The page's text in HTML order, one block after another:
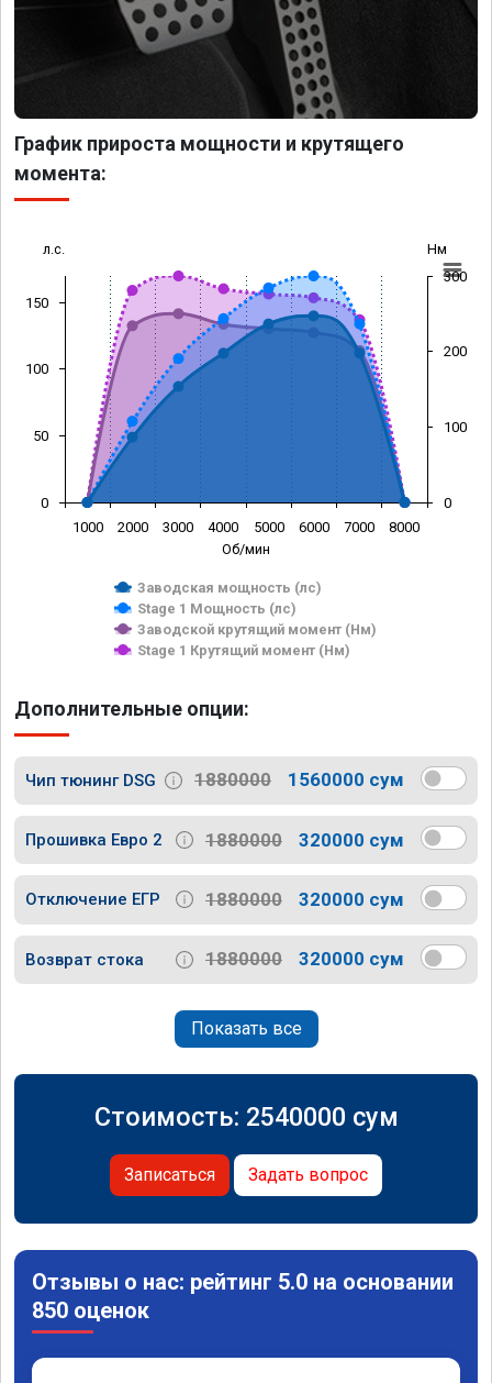
График прироста мощности и крутящего
момента:
Об/мин
л.с. Нм
Заводская мощность (лс)
Stage 1 Мощность (лс)
Заводской крутящий момент (Нм)
Stage 1 Крутящий момент (Нм)
1000 2000 3000 4000 5000 6000 7000 8000
0
50
100
150
0
100
200
300
Дополнительные опции:
Чип тюнинг DSG 1880000 1560000 сум
Прошивка Евро 2 1880000 320000 сум
Отключение ЕГР 1880000 320000 сум
Возврат стока 1880000 320000 сум
Показать все
Стоимость: 2540000 сум
Записаться Задать вопрос
Отзывы о нас: рейтинг 5.0 на основании
850 оценок